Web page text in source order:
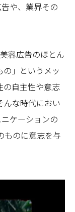
や、業界その
容広告のほとん
」というメッ
の自主性や意志
んな時代におい
ケーションの
ものに意志を与